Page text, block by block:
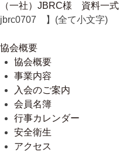
（一社）JBRC様 資料一式
jbrc0707 】(全て小文字)
協会概要
協会概要
事業内容
入会のご案内
会員名簿
行事カレンダー
安全衛生
アクセス